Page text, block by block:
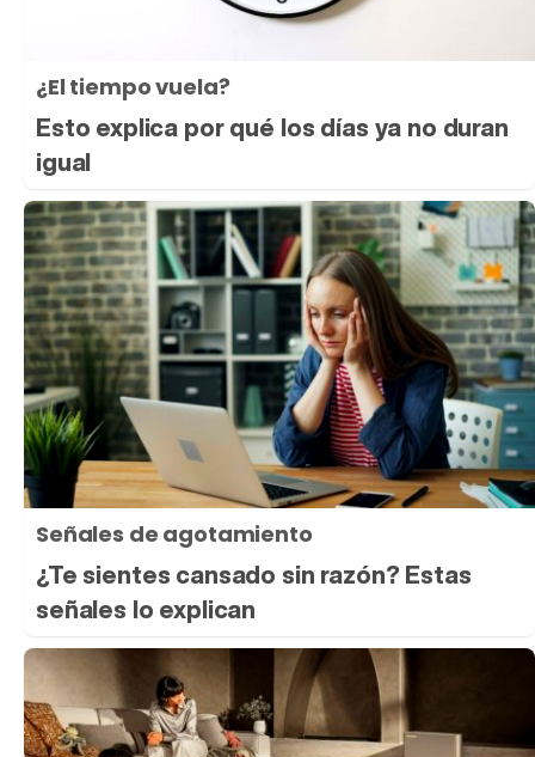
¿El tiempo vuela?
Esto explica por qué los días ya no duran
igual
Señales de agotamiento
¿Te sientes cansado sin razón? Estas
señales lo explican